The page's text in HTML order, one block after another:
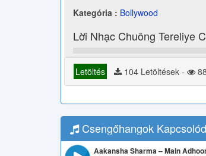
Kategória : Bollywood
Lời Nhạc Chuông Tereliye
Letöltés 104 Letöltések -
Csengőhangok
Aakansha Sharma – Main